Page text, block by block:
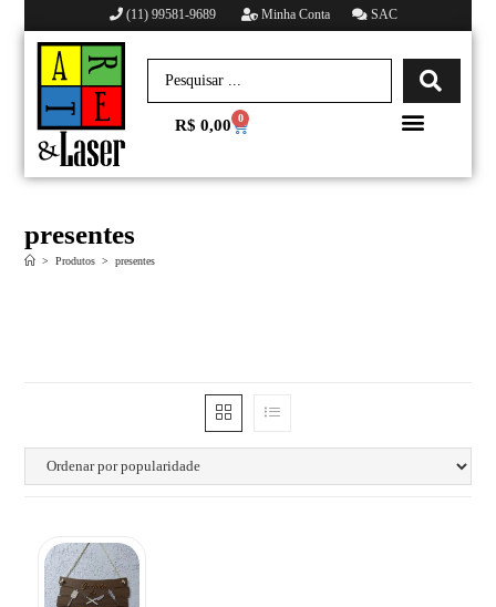
(11) 99581-9689 Minha Conta SAC
R$ 0,00 0
presentes
> Produtos > presentes